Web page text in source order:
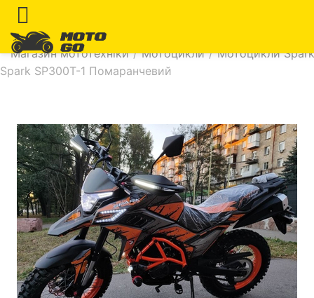
Магазин мототехніки / Мотоцикли / Мотоцикли Spark
Spark SP300T-1 Помаранчевий